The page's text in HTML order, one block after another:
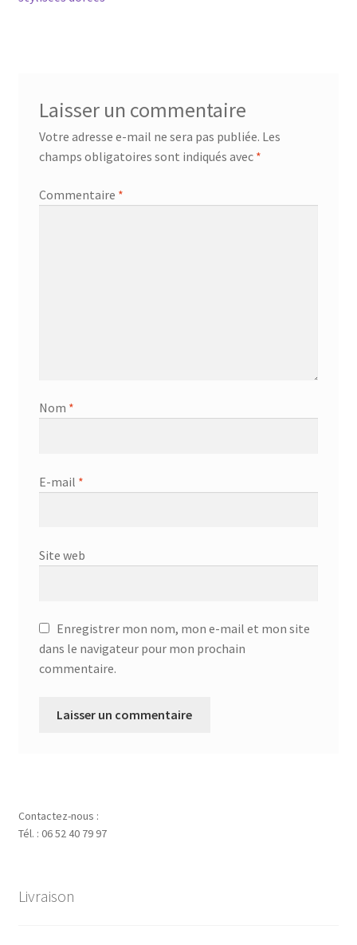
Laisser un commentaire
Votre adresse e-mail ne sera pas publiée. Les
champs obligatoires sont indiqués avec *
Commentaire *
Nom *
E-mail *
Site web
Enregistrer mon nom, mon e-mail et mon site
dans le navigateur pour mon prochain
commentaire.
Contactez-nous :
Tél. : 06 52 40 79 97
Livraison